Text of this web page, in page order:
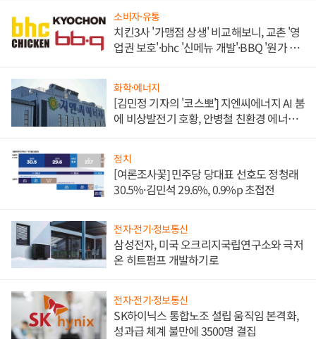
소비자·유통
치킨3사 '가맹점 상생' 비교해보니, 교촌 '영
업권 보호'·bhc '신메뉴 개발'·BBQ '원가 부
화학·에너지
[김민정 기자의 '코스뽀'] 지엔씨에너지 AI 붐
에 비상발전기 호황, 안병철 친환경 에너지
정치
[여론조사꽃] 민주당 당대표 선호도 정청래
30.5%·김민석 29.6%, 0.9%p 초접전
전자·전기·정보통신
삼성전자, 미국 오크리지국립연구소와 극저
온 히트펌프 개발하기로
전자·전기·정보통신
SK하이닉스 통합노조 설립 움직임 본격화,
성과급 체계 불만에 3500명 결집